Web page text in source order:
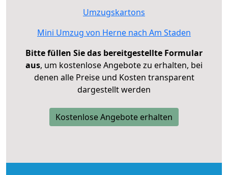
Umzugskartons
Mini Umzug von Herne nach Am Staden
Bitte füllen Sie das bereitgestellte Formular
aus, um kostenlose Angebote zu erhalten, bei
denen alle Preise und Kosten transparent
dargestellt werden
Kostenlose Angebote erhalten